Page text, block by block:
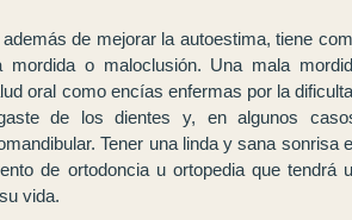
de mejorar la autoestima, tiene
mordida o maloclusión. Una mala
oral como encías enfermas por la
de los dientes y, en algunos
Tener una linda y sana sonrisa
de ortodoncia u ortopedia que tendrá
vida.